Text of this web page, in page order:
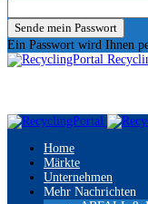
Ein Passwort wird Ihnen
Home
Märkte
Unternehmen
Mehr Nachrichten